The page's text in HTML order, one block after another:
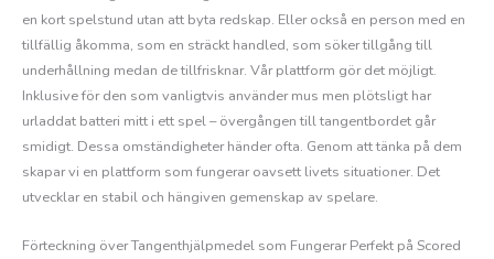
en kort spelstund utan att byta redskap. Eller också en person med en
tillfällig åkomma, som en sträckt handled, som söker tillgång till
underhållning medan de tillfrisknar. Vår plattform gör det möjligt.
Inklusive för den som vanligtvis använder mus men plötsligt har
urladdat batteri mitt i ett spel – övergången till tangentbordet går
smidigt. Dessa omständigheter händer ofta. Genom att tänka på dem
skapar vi en plattform som fungerar oavsett livets situationer. Det
utvecklar en stabil och hängiven gemenskap av spelare.
Förteckning över Tangenthjälpmedel som Fungerar Perfekt på Scored